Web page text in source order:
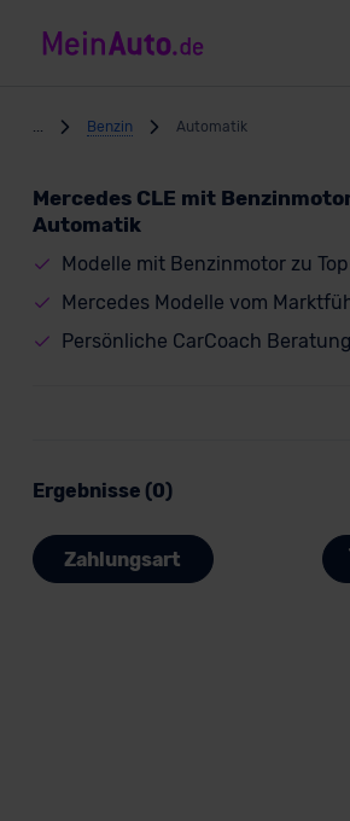
Benzin Automatik
Mercedes CLE mit
Automatik
Modelle mit Benzinmotor zu
Mercedes Modelle vom
Persönliche CarCoach Beratung
Ergebnisse (0)
Zahlungsart